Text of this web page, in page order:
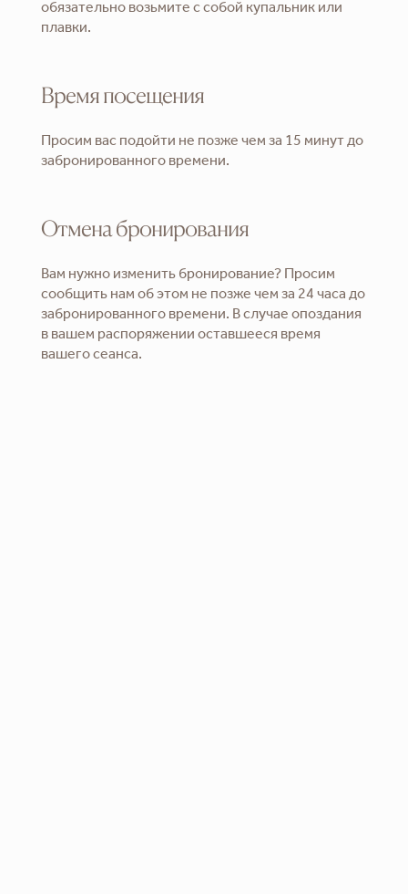
обязательно возьмите с собой купальник или
плавки.
Время посещения
Просим вас подойти не позже чем за 15 минут до
забронированного времени.
Отмена бронирования
Вам нужно изменить бронирование? Просим
сообщить нам об этом не позже чем за 24 часа до
забронированного времени. В случае опоздания
в вашем распоряжении оставшееся время
вашего сеанса.